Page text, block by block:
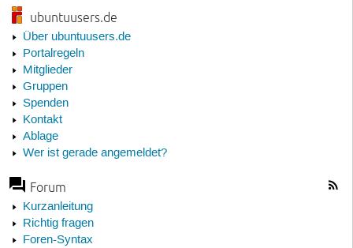
ubuntuusers.de
Über ubuntuusers.de
Portalregeln
Mitglieder
Gruppen
Spenden
Kontakt
Ablage
Wer ist gerade angemeldet?
Forum
Kurzanleitung
Richtig fragen
Foren-Syntax